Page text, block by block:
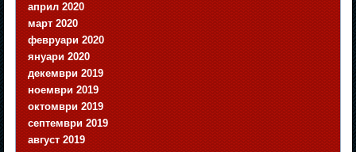
април 2020
март 2020
февруари 2020
януари 2020
декември 2019
ноември 2019
октомври 2019
септември 2019
август 2019